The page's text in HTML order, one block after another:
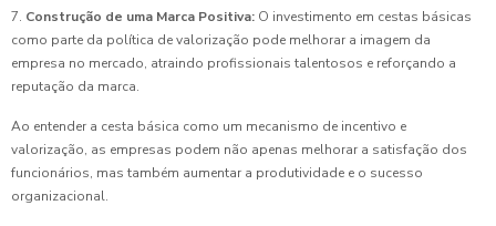
7. Construção de uma Marca Positiva: O investimento em cestas básicas
como parte da política de valorização pode melhorar a imagem da
empresa no mercado, atraindo profissionais talentosos e reforçando a
reputação da marca.
Ao entender a cesta básica como um mecanismo de incentivo e
valorização, as empresas podem não apenas melhorar a satisfação dos
funcionários, mas também aumentar a produtividade e o sucesso
organizacional.